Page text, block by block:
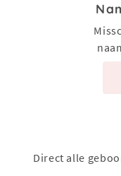
Direct alle